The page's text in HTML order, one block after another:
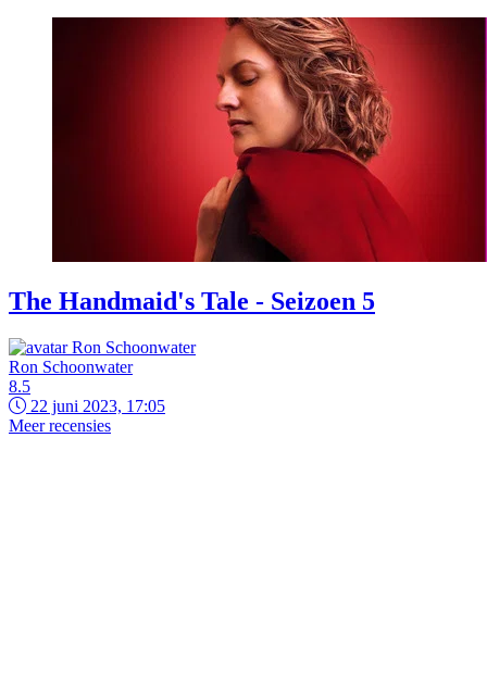
The Handmaid's Tale - Seizoen 5
Ron Schoonwater
8.5
22 juni 2023, 17:05
Meer recensies